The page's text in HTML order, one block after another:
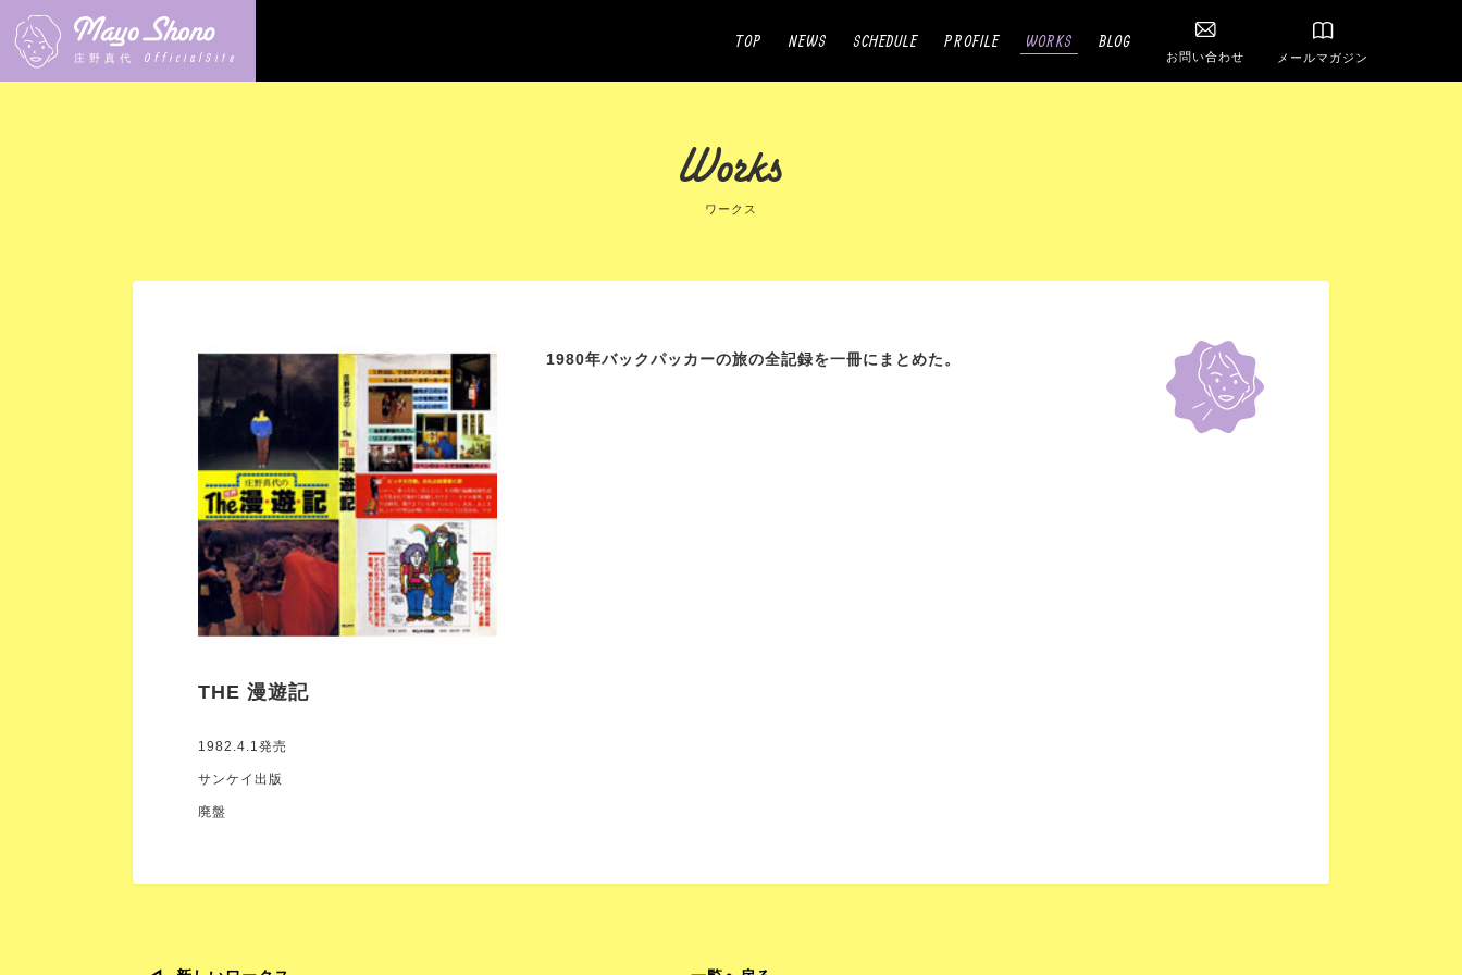
庄野真代 OfficialSite
TOP NEWS SCHEDULE PROFILE WORKS BLOG
お問い合わせ メールマガジン
ワークス
THE 漫遊記
1982.4.1発売
サンケイ出版
廃盤
1980年バックパッカーの旅の全記録を一冊にまとめた。